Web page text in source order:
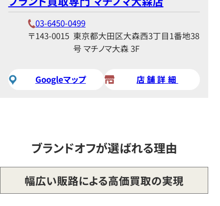
03-6450-0499
〒143-0015 東京都大田区大森西3丁目1番地38
号 マチノマ大森 3F
Googleマップ 店舗詳細
ブランドオフが選ばれる理由
幅広い販路による高価買取の実現